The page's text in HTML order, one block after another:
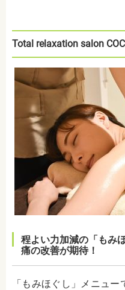
Total relaxation salon
程よい力加減の「もみ
痛の改善が期待！
「もみほぐし」メニュ